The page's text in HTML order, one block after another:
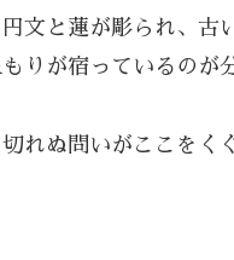
文と蓮が彫られ、古
りが宿っているのが
れぬ問いがここをく